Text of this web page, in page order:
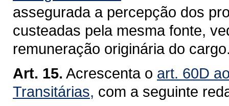
assegurada a percepção dos
custeadas pela mesma fonte,
remuneração originária do
Art. 15. Acrescenta o art. 60D
Transitárias, com a seguinte